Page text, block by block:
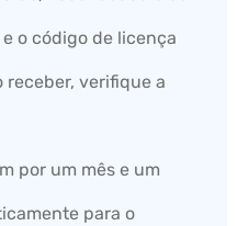
o código de licença
receber, verifique a
por um mês e um
para o